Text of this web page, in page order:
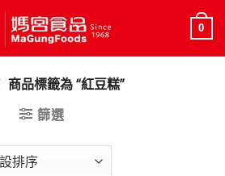
0
商品標籤為 “紅豆糕”
篩選